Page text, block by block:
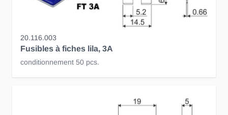
20.116.003
Fusibles à fiches lila, 3A
conditionnement 50 pcs.